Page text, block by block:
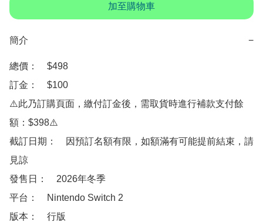
加至購物車
簡介 −
總價：　$498
訂金：　$100
⚠️此乃訂購頁面，繳付訂金後，需取貨時進行補款支付餘
額：$398⚠️
截訂日期：　因預訂名額有限，如額滿有可能提前結束，請
見諒
發售日：　2026年冬季
平台：　Nintendo Switch 2
版本：　行版